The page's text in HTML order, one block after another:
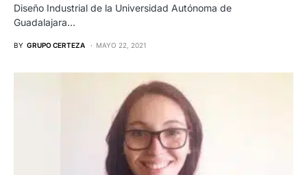
Diseño Industrial de la Universidad Autónoma de
Guadalajara…
BY GRUPO CERTEZA MAYO 22, 2021